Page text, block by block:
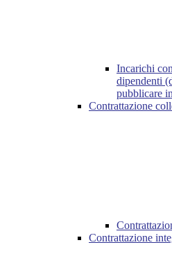
Incarichi
dipendenti
pubblicare
Contrattazione
Contrattazione